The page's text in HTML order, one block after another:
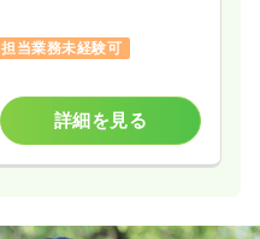
担当業務未経験可
詳細を見る